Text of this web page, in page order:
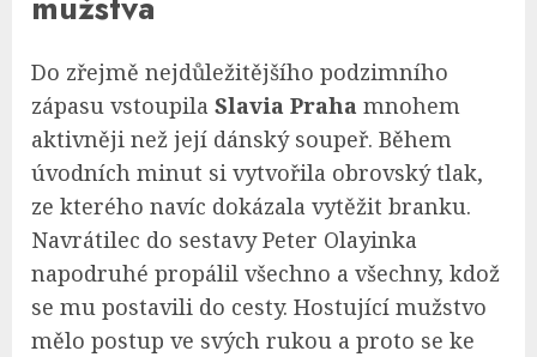
Do zřejmě nejdůležitějšího podzimního
zápasu vstoupila Slavia Praha mnohem
aktivněji než její dánský soupeř. Během
úvodních minut si vytvořila obrovský tlak,
ze kterého navíc dokázala vytěžit branku.
Navrátilec do sestavy Peter Olayinka
napodruhé propálil všechno a všechny, kdož
se mu postavili do cesty. Hostující mužstvo
mělo postup ve svých rukou a proto se ke